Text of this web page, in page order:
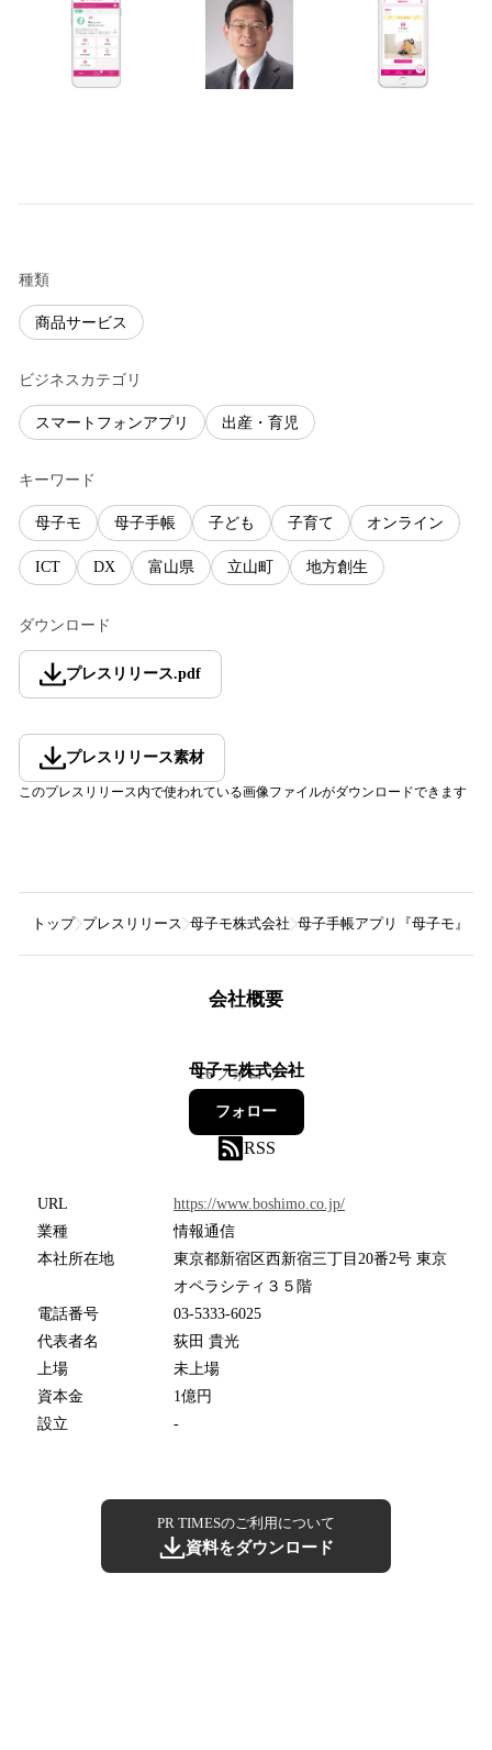
種類
商品サービス
ビジネスカテゴリ
スマートフォンアプリ 出産・育児
キーワード
母子モ 母子手帳 子ども 子育て オンライン
ICT DX 富山県 立山町 地方創生
ダウンロード
プレスリリース.pdf
プレスリリース素材
このプレスリリース内で使われている画像ファイルがダウンロードできます
トップ プレスリリース 母子モ株式会社 母子手帳アプリ『母子モ』が
会社概要
母子モ株式会社
16フォロワー
フォロー
RSS
URL
https://www.boshimo.co.jp/
業種
情報通信
本社所在地
東京都新宿区西新宿三丁目20番2号 東京
オペラシティ３５階
電話番号
03-5333-6025
代表者名
荻田 貴光
上場
未上場
資本金
1億円
設立
-
PR TIMESのご利用について
資料をダウンロード